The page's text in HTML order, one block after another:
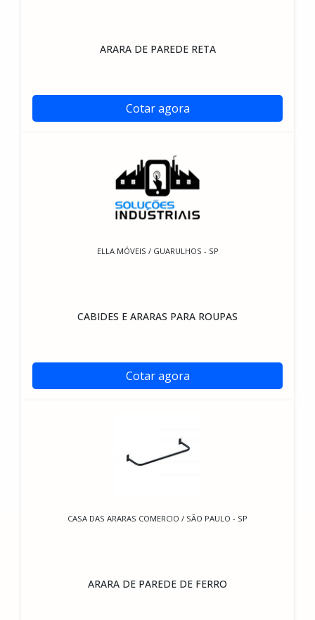
ARARA DE PAREDE RETA
Cotar agora
ELLA MÓVEIS / GUARULHOS - SP
CABIDES E ARARAS PARA ROUPAS
Cotar agora
CASA DAS ARARAS COMERCIO / SÃO PAULO - SP
ARARA DE PAREDE DE FERRO